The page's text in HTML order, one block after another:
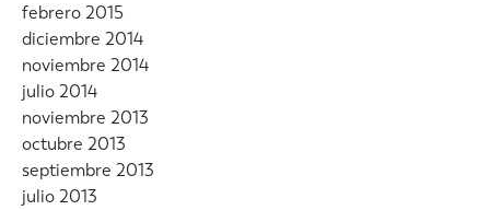
febrero 2015
diciembre 2014
noviembre 2014
julio 2014
noviembre 2013
octubre 2013
septiembre 2013
julio 2013